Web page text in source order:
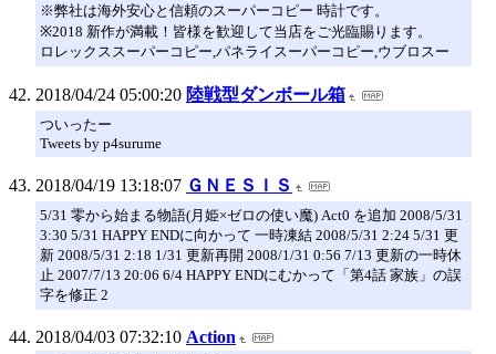
※弊社は海外安心と信頼のスーパーコピー 時計です。
※2018 新作が満載！皆様を歓迎して当店をご光臨賜ります。
ロレックススーパーコピー,パネライスーパーコピー,ウブロスー
2018/04/24 05:00:20 陸戦型ダンボール箱
ついったー
Tweets by p4surume
2018/04/19 13:18:07 ＧＮＥＳＩＳ
5/31 零から始まる物語(月姫×ゼロの使い魔) Act0 を追加 2008/5/31
3:30 5/31 HAPPY ENDに向かって 一時凍結 2008/5/31 2:24 5/31 更
新 2008/5/31 2:18 1/31 更新再開 2008/1/31 0:56 7/13 更新の一時休
止 2007/7/13 20:06 6/4 HAPPY ENDにむかって「第4話 家族」の誤
字を修正 2
2018/04/03 07:32:10 Action